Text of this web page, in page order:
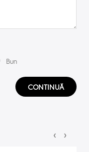
Bun
CONTINUĂ
‹ ›